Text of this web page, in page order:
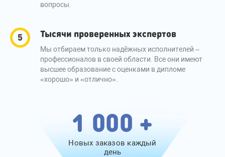
вопросы.
Тысячи проверенных экспертов
Мы отбираем только надёжных исполнителей –
профессионалов в своей области. Все они имеют
высшее образование с оценками в дипломе
«хорошо» и «отлично».
1 000 +
Новых заказов каждый
день